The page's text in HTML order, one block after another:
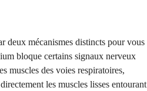
deux mécanismes distincts pour vous
bloque certains signaux nerveux
muscles des voies respiratoires,
les muscles lisses entourant